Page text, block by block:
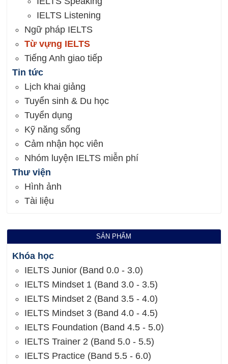
IELTS Listening
Ngữ pháp IELTS
Từ vựng IELTS
Tiếng Anh giao tiếp
Tin tức
Lịch khai giảng
Tuyển sinh & Du học
Tuyển dụng
Kỹ năng sống
Cảm nhận học viên
Nhóm luyện IELTS miễn phí
Thư viện
Hình ảnh
Tài liệu
SẢN PHẨM
Khóa học
IELTS Junior (Band 0.0 - 3.0)
IELTS Mindset 1 (Band 3.0 - 3.5)
IELTS Mindset 2 (Band 3.5 - 4.0)
IELTS Mindset 3 (Band 4.0 - 4.5)
IELTS Foundation (Band 4.5 - 5.0)
IELTS Trainer 2 (Band 5.0 - 5.5)
IELTS Practice (Band 5.5 - 6.0)